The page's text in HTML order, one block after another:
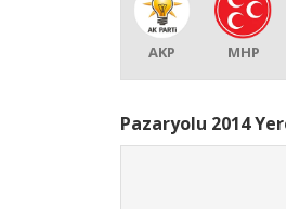
AKP MHP
Pazaryolu 2014